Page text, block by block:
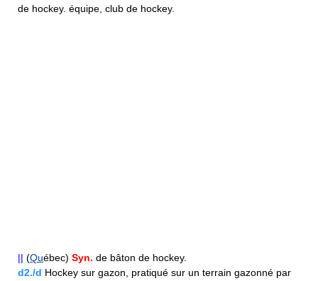
de hockey. équipe, club de hockey.
|| (Québec) Syn. de bâton de hockey.
d2./d Hockey sur gazon, pratiqué sur un terrain gazonné par